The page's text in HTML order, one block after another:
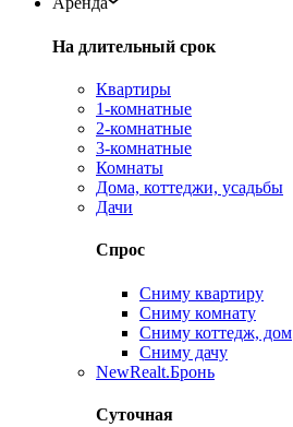
На длительный срок
Квартиры
1-комнатные
2-комнатные
3-комнатные
Комнаты
Дома, коттеджи, усадьбы
Дачи
Спрос
Сниму квартиру
Сниму комнату
Сниму коттедж, дом
Сниму дачу
NewRealt.Бронь
Суточная